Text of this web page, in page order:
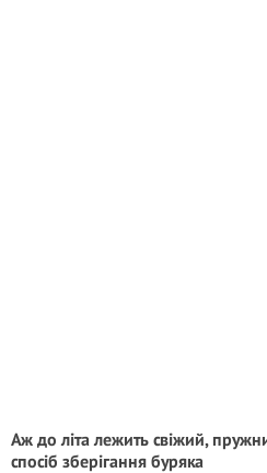
Аж до літа лежить свіжий,
спосіб зберігання буряка